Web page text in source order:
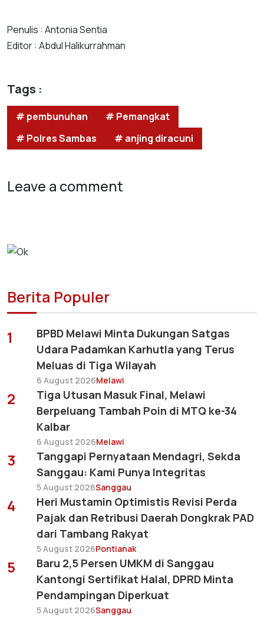
Penulis : Antonia Sentia
Editor : Abdul Halikurrahman
Tags :
# pembunuhan
# Pemangkat
# Polres Sambas
# anjing diracuni
Leave a comment
Berita Populer
1
BPBD Melawi Minta Dukungan Satgas
Udara Padamkan Karhutla yang Terus
Meluas di Tiga Wilayah
6 August 2026Melawi
2
Tiga Utusan Masuk Final, Melawi
Berpeluang Tambah Poin di MTQ ke-34
Kalbar
6 August 2026Melawi
3
Tanggapi Pernyataan Mendagri, Sekda
Sanggau: Kami Punya Integritas
5 August 2026Sanggau
4
Heri Mustamin Optimistis Revisi Perda
Pajak dan Retribusi Daerah Dongkrak PAD
dari Tambang Rakyat
5 August 2026Pontianak
5
Baru 2,5 Persen UMKM di Sanggau
Kantongi Sertifikat Halal, DPRD Minta
Pendampingan Diperkuat
5 August 2026Sanggau